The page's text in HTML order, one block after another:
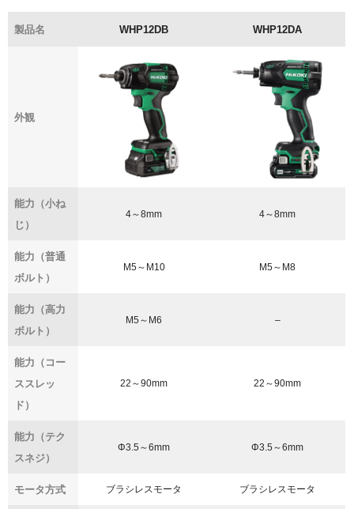
製品名 WHP12DB WHP12DA
外観
能力（小ね
じ）
4～8mm 4～8mm
能力（普通
ボルト）
M5～M10 M5～M8
能力（高力
ボルト）
M5～M6 –
能力（コー
ススレッ
ド）
22～90mm 22～90mm
能力（テク
スネジ）
Φ3.5～6mm Φ3.5～6mm
モータ方式 ブラシレスモータ ブラシレスモータ